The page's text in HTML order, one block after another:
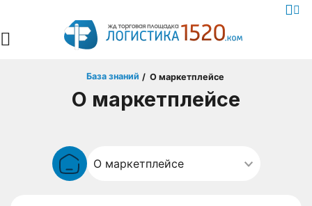
База знаний / О маркетплейсе
О маркетплейсе